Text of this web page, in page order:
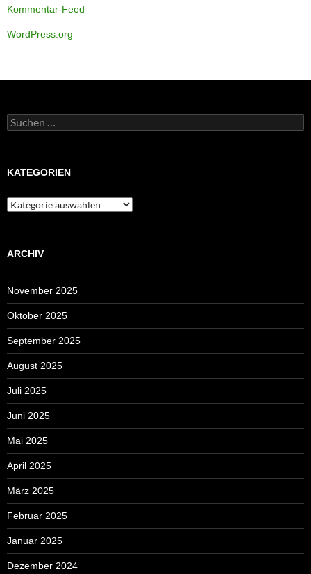
Kommentar-Feed
WordPress.org
Suchen
nach:
KATEGORIEN
Kategorien
ARCHIV
November 2025
Oktober 2025
September 2025
August 2025
Juli 2025
Juni 2025
Mai 2025
April 2025
März 2025
Februar 2025
Januar 2025
Dezember 2024